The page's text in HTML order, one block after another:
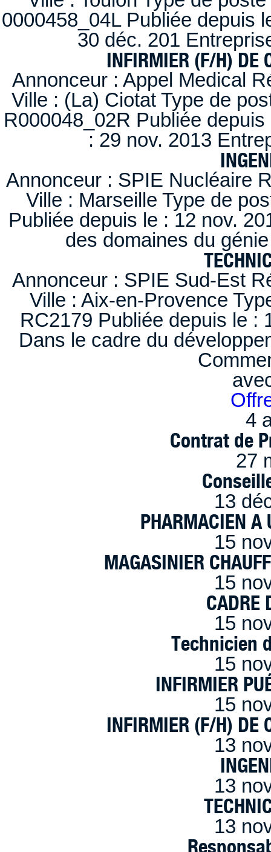
0000458_04L Publiée depuis
30 déc. 201
INFIRMIER (F/H) DE
Annonceur : Appel Medical
Ville : (La) Ciotat Type de
R000048_02R Publiée
: 29 nov. 2013
Annonceur : SPIE Nucléaire
Ville : Marseille Type de
Publiée depuis le : 12 nov.
des domaines du
Annonceur : SPIE Sud-Est
Ville : Aix-en-Provence
RC2179 Publiée depuis le :
Dans le cadre du
4
Contrat de
27
13
PHARMACIEN A
15
MAGASINIER
15
CADRE
15
Technicien
15
INFIRMIER
15
INFIRMIER (F/H) DE
13
13
13